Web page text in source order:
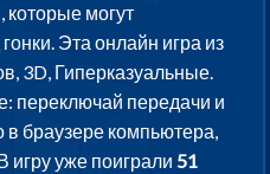
которые могут
Эта онлайн игра из
3D, Гиперказуальные.
переключай передачи и
браузере компьютера,
игру уже поиграли51